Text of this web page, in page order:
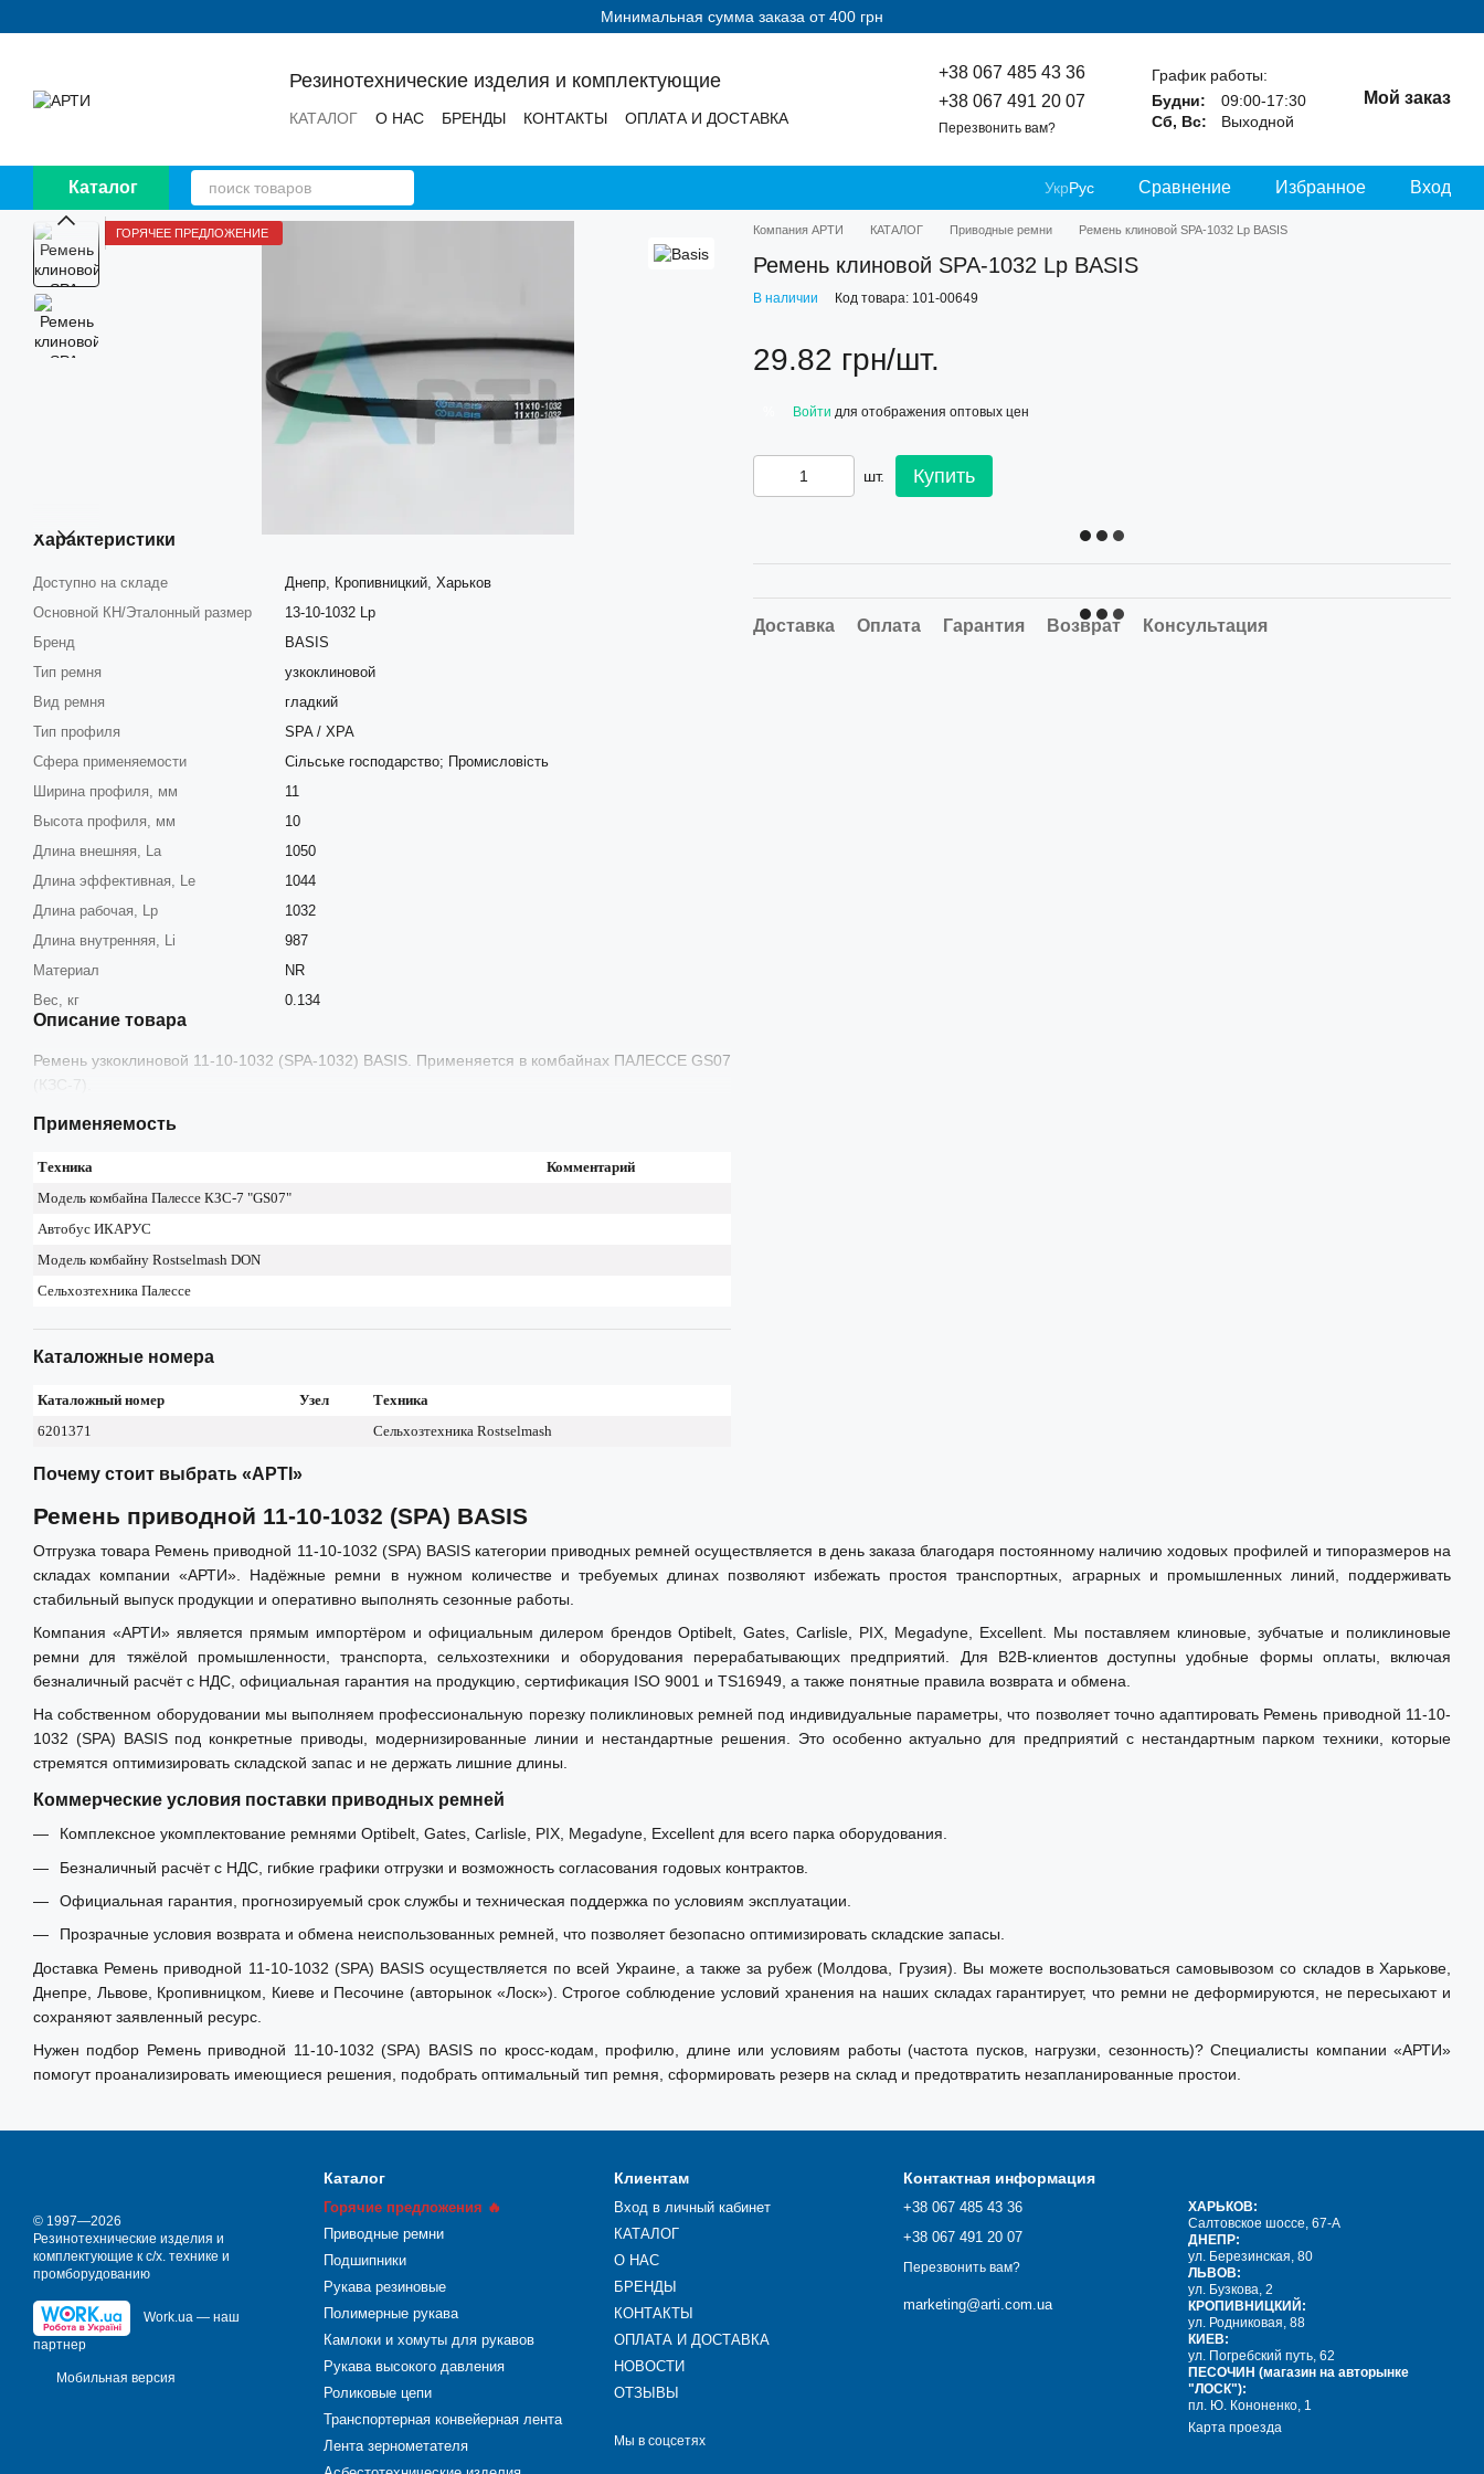
Минимальная сумма заказа от 400 грн
Резинотехнические изделия и комплектующие
КАТАЛОГ О НАС БРЕНДЫ КОНТАКТЫ
ОПЛАТА И ДОСТАВКА
+38 067 485 43 36
+38 067 491 20 07
Перезвонить вам?
График работы:
Будни:
09:00-17:30
Сб, Вс:
Выходной
Мой заказ
Каталог УкрРус Сравнение Избранное Вход
ГОРЯЧЕЕ ПРЕДЛОЖЕНИЕ
Характеристики
Доступно на складе
Днепр, Кропивницкий, Харьков
Основной КН/Эталонный размер
13-10-1032 Lp
Бренд
BASIS
Тип ремня
узкоклиновой
Вид ремня
гладкий
Тип профиля
SPA / XPA
Сфера применяемости
Сільське господарство; Промисловість
Ширина профиля, мм
11
Высота профиля, мм
10
Длина внешняя, La
1050
Длина эффективная, Le
1044
Длина рабочая, Lp
1032
Длина внутренняя, Li
987
Материал
NR
Вес, кг
0.134
Описание товара
Ремень узкоклиновой 11-10-1032 (SPA-1032) BASIS. Применяется в комбайнах ПАЛЕССЕ GS07
(КЗС-7).
Применяемость
Техника
Комментарий
Модель комбайна Палессе КЗС-7 "GS07"
Автобус ИКАРУС
Модель комбайну Rostselmash DON
Сельхозтехника Палессе
Каталожные номера
Каталожный номер Узел
Техника
6201371
Сельхозтехника Rostselmash
Компания АРТИ КАТАЛОГ Приводные ремни Ремень клиновой SPA-1032 Lp BASIS
Ремень клиновой SPA-1032 Lp BASIS
В наличии Код товара: 101-00649
29.82 грн/шт.
Войти для отображения оптовых цен
шт. Купить
Доставка Оплата Гарантия Возврат Консультация
Почему стоит выбрать «АРТІ»
Ремень приводной 11-10-1032 (SPA) BASIS
Отгрузка товара Ремень приводной 11-10-1032 (SPA) BASIS категории приводных ремней осуществляется в день заказа благодаря постоянному наличию ходовых профилей и типоразмеров на
складах компании «АРТИ». Надёжные ремни в нужном количестве и требуемых длинах позволяют избежать простоя транспортных, аграрных и промышленных линий, поддерживать
стабильный выпуск продукции и оперативно выполнять сезонные работы.
Компания «АРТИ» является прямым импортёром и официальным дилером брендов Optibelt, Gates, Carlisle, PIX, Megadyne, Excellent. Мы поставляем клиновые, зубчатые и поликлиновые
ремни для тяжёлой промышленности, транспорта, сельхозтехники и оборудования перерабатывающих предприятий. Для B2B-клиентов доступны удобные формы оплаты, включая
безналичный расчёт с НДС, официальная гарантия на продукцию, сертификация ISO 9001 и TS16949, а также понятные правила возврата и обмена.
На собственном оборудовании мы выполняем профессиональную порезку поликлиновых ремней под индивидуальные параметры, что позволяет точно адаптировать Ремень приводной 11-10-
1032 (SPA) BASIS под конкретные приводы, модернизированные линии и нестандартные решения. Это особенно актуально для предприятий с нестандартным парком техники, которые
стремятся оптимизировать складской запас и не держать лишние длины.
Коммерческие условия поставки приводных ремней
Комплексное укомплектование ремнями Optibelt, Gates, Carlisle, PIX, Megadyne, Excellent для всего парка оборудования.
Безналичный расчёт с НДС, гибкие графики отгрузки и возможность согласования годовых контрактов.
Официальная гарантия, прогнозируемый срок службы и техническая поддержка по условиям эксплуатации.
Прозрачные условия возврата и обмена неиспользованных ремней, что позволяет безопасно оптимизировать складские запасы.
Доставка Ремень приводной 11-10-1032 (SPA) BASIS осуществляется по всей Украине, а также за рубеж (Молдова, Грузия). Вы можете воспользоваться самовывозом со складов в Харькове,
Днепре, Львове, Кропивницком, Киеве и Песочине (авторынок «Лоск»). Строгое соблюдение условий хранения на наших складах гарантирует, что ремни не деформируются, не пересыхают и
сохраняют заявленный ресурс.
Нужен подбор Ремень приводной 11-10-1032 (SPA) BASIS по кросс-кодам, профилю, длине или условиям работы (частота пусков, нагрузки, сезонность)? Специалисты компании «АРТИ»
помогут проанализировать имеющиеся решения, подобрать оптимальный тип ремня, сформировать резерв на склад и предотвратить незапланированные простои.
© 1997—2026
Резинотехнические изделия и
комплектующие к с/х. технике и
промборудованию
Work.ua — наш
партнер
Мобильная версия
Каталог
Горячие предложения 🔥
Приводные ремни
Подшипники
Рукава резиновые
Полимерные рукава
Камлоки и хомуты для рукавов
Рукава высокого давления
Роликовые цепи
Транспортерная конвейерная лента
Лента зернометателя
Клиентам
Вход в личный кабинет
КАТАЛОГ
О НАС
БРЕНДЫ
КОНТАКТЫ
ОПЛАТА И ДОСТАВКА
НОВОСТИ
ОТЗЫВЫ
Мы в соцсетях
Контактная информация
+38 067 485 43 36
+38 067 491 20 07
Перезвонить вам?
marketing@arti.com.ua
ХАРЬКОВ:
Салтовское шоссе, 67-А
ДНЕПР:
ул. Березинская, 80
ЛЬВОВ:
ул. Бузкова, 2
КРОПИВНИЦКИЙ:
ул. Родниковая, 88
КИЕВ:
ул. Погребский путь, 62
ПЕСОЧИН (магазин на авторынке
"ЛОСК"):
пл. Ю. Кононенко, 1
Карта проезда